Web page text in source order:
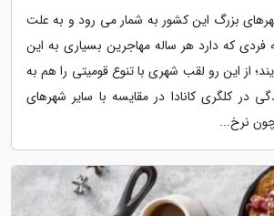
بزرگ این کشور به شمار می رود و به علت
که دارد هر ساله مهاجرین بسیاری به این
از این رو لقب شهری با تنوع قومیتی را هم به
در کلگری کانادا در مقایسه با سایر شهرهای
چون نرخ...